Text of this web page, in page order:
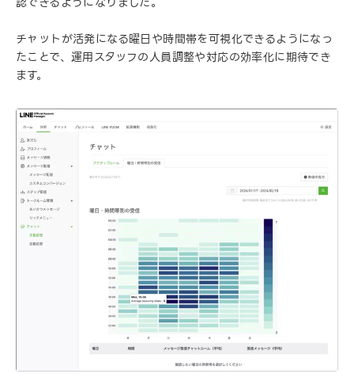
チャットが活発になる曜日や時間帯を可視化できるようになっ
たことで、運用スタッフの人員調整や対応の効率化に期待でき
ます。